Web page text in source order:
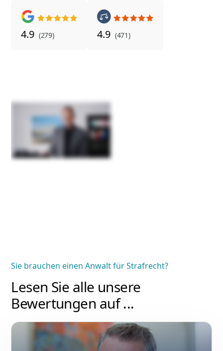
4.9 (279) 4.9 (471)
Sie brauchen einen Anwalt für Strafrecht?
Lesen Sie alle unsere
Bewertungen auf ...